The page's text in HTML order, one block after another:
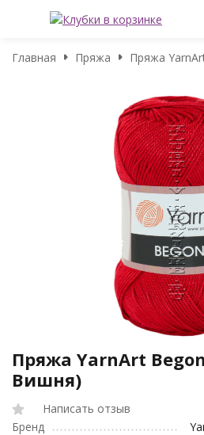
Главная Пряжа Пряжа
Пряжа YarnArt
Вишня)
Написать отзыв
Бренд